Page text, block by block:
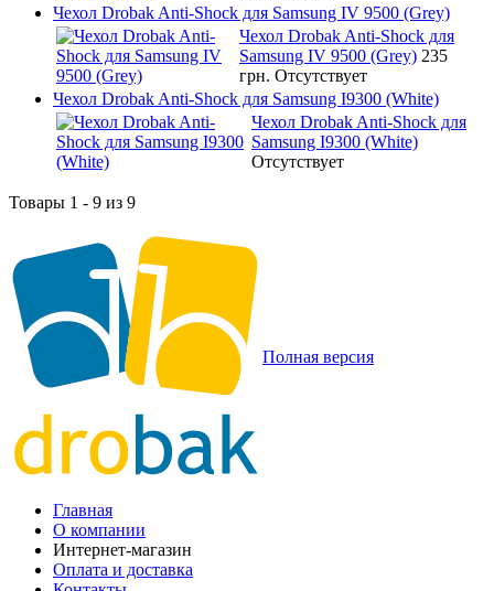
Чехол Drobak Anti-Shock для Samsung IV 9500 (Grey)
Чехол Drobak Anti-Shock для
Samsung IV 9500 (Grey) 235
грн. Отсутствует
Чехол Drobak Anti-Shock для Samsung I9300 (White)
Чехол Drobak Anti-Shock для
Samsung I9300 (White)
Отсутствует
Товары 1 - 9 из 9
Полная версия
Главная
О компании
Интернет-магазин
Оплата и доставка